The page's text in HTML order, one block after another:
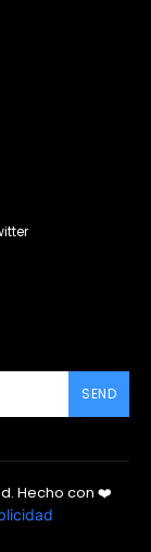
SEND
Hecho con ❤️